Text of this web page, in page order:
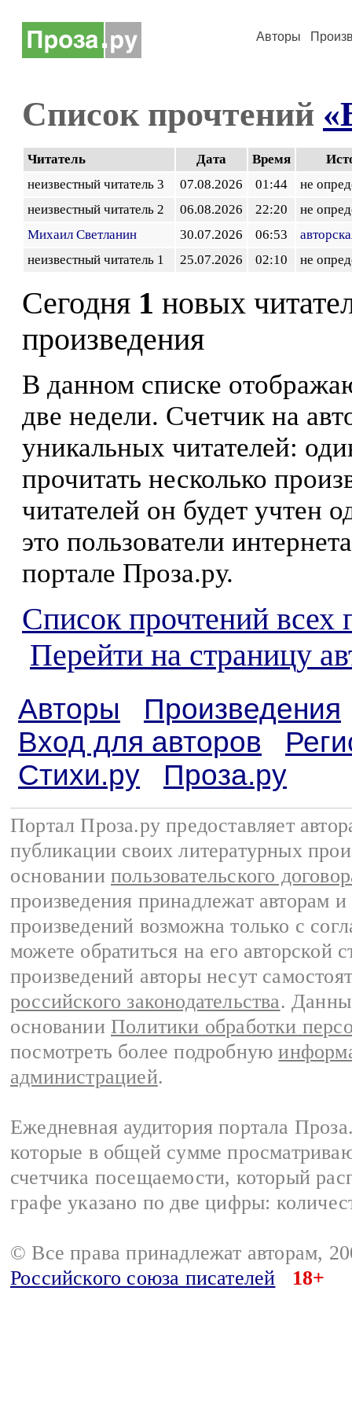
Авторы
Список прочтений
Читатель Дата Время
неизвестный читатель 3
07.08.2026 01:44
не
неизвестный читатель 2
06.08.2026 22:20
не
Михаил Светланин
30.07.2026 06:53
неизвестный читатель 1
25.07.2026 02:10 не
Сегодня 1 новых
произведения
В данном списке
две недели. Счетчик на
уникальных читателей:
прочитать несколько
читателей он будет учтен
это пользователи
портале Проза.ру.
Список прочтений всех
Перейти на страницу
Авторы
Произведения
Вход для авторов
Стихи.ру
Проза.ру
Портал Проза.ру предоставляет
публикации своих литературных
основании пользовательского
произведения принадлежат авторам
произведений возможна только с
можете обратиться на его авторской
произведений авторы несут
российского законодательства.
основании Политики обработки
посмотреть более подробную
администрацией.
Ежедневная аудитория портала
которые в общей сумме
счетчика посещаемости, который
графе указано по две цифры:
© Все права принадлежат авторам,
Российского союза писателей
18+